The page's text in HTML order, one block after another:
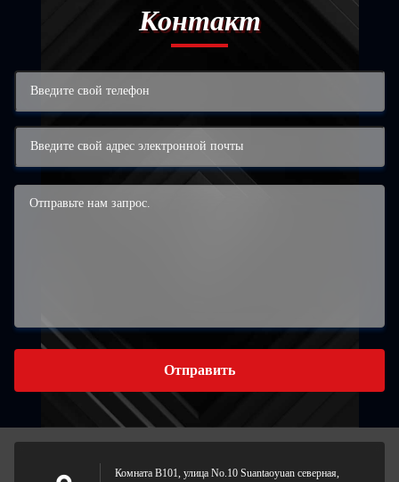
Контакт
Отправить
Комната B101, улица No.10 Suantaoyuan северная,